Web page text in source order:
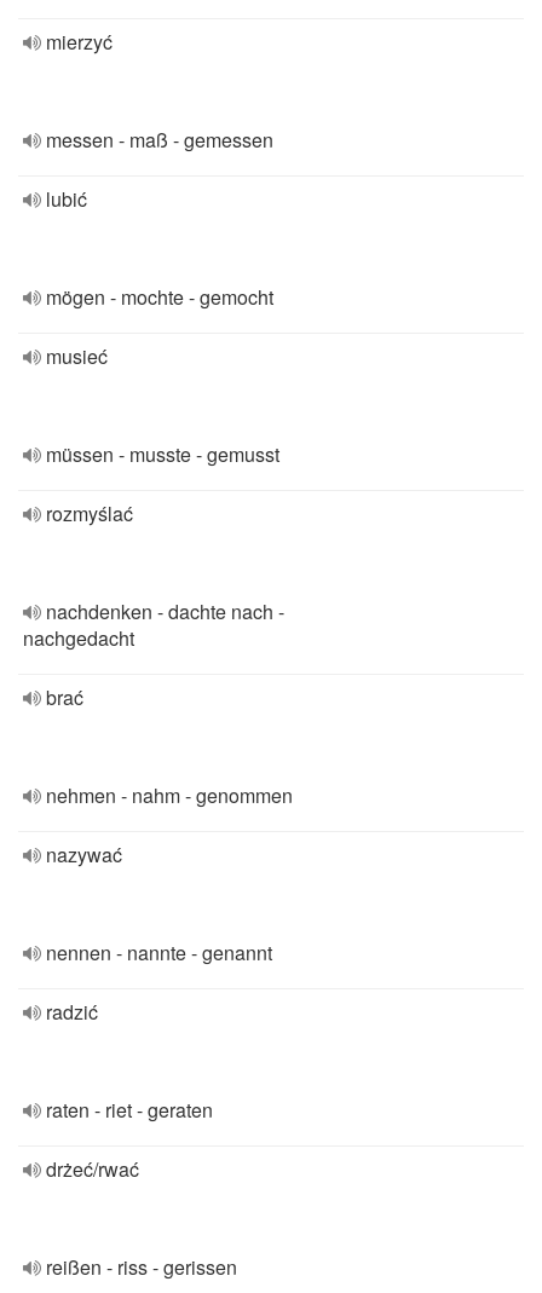
mierzyć
messen - maß - gemessen
lubić
mögen - mochte - gemocht
musieć
müssen - musste - gemusst
rozmyślać
nachdenken - dachte nach -
nachgedacht
brać
nehmen - nahm - genommen
nazywać
nennen - nannte - genannt
radzić
raten - riet - geraten
drżeć/rwać
reißen - riss - gerissen